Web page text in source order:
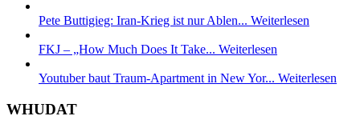
Pete Buttigieg: Iran-Krieg ist nur Ablen... Weiterlesen
FKJ – „How Much Does It Take... Weiterlesen
Youtuber baut Traum-Apartment in New Yor... Weiterlesen
WHUDAT